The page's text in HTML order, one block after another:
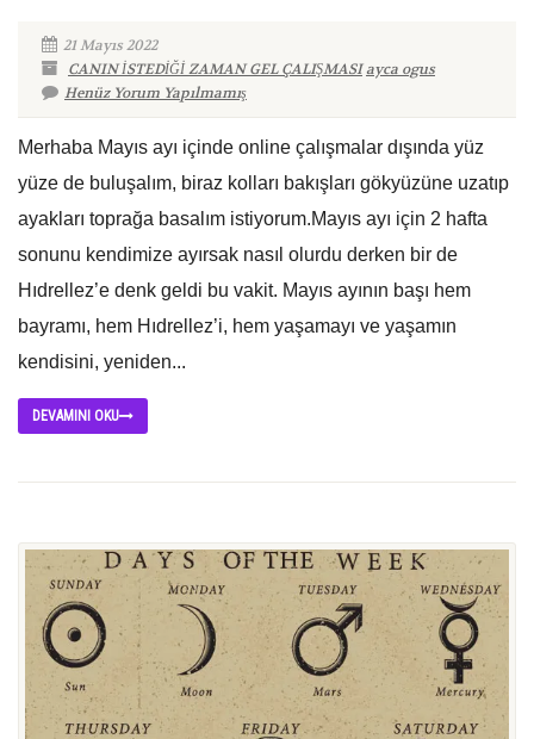
21 Mayıs 2022
CANIN İSTEDİĞİ ZAMAN GEL ÇALIŞMASI ayca ogus
Henüz Yorum Yapılmamış
Merhaba Mayıs ayı içinde online çalışmalar dışında yüz
yüze de buluşalım, biraz kolları bakışları gökyüzüne uzatıp
ayakları toprağa basalım istiyorum.Mayıs ayı için 2 hafta
sonunu kendimize ayırsak nasıl olurdu derken bir de
Hıdrellez’e denk geldi bu vakit. Mayıs ayının başı hem
bayramı, hem Hıdrellez’i, hem yaşamayı ve yaşamın
kendisini, yeniden...
DEVAMINI OKU